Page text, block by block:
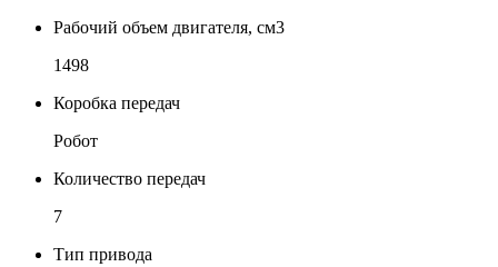
Рабочий объем двигателя, см3
1498
Коробка передач
Робот
Количество передач
7
Тип привода